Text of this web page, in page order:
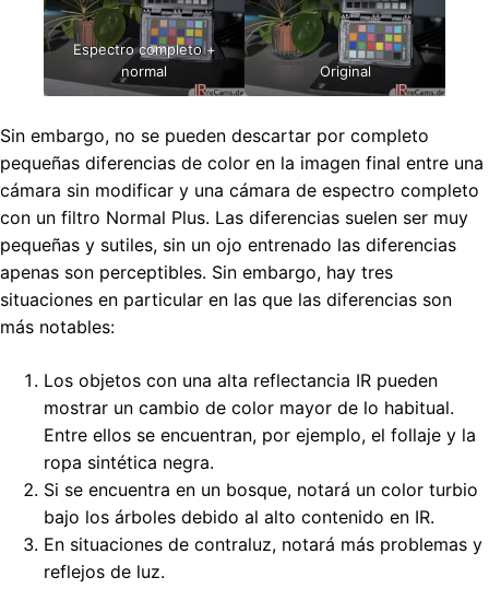
Espectro completo +
normal
Original
Sin embargo, no se pueden descartar por completo
pequeñas diferencias de color en la imagen final entre una
cámara sin modificar y una cámara de espectro completo
con un filtro Normal Plus. Las diferencias suelen ser muy
pequeñas y sutiles, sin un ojo entrenado las diferencias
apenas son perceptibles. Sin embargo, hay tres
situaciones en particular en las que las diferencias son
más notables:
Los objetos con una alta reflectancia IR pueden
mostrar un cambio de color mayor de lo habitual.
Entre ellos se encuentran, por ejemplo, el follaje y la
ropa sintética negra.
Si se encuentra en un bosque, notará un color turbio
bajo los árboles debido al alto contenido en IR.
En situaciones de contraluz, notará más problemas y
reflejos de luz.